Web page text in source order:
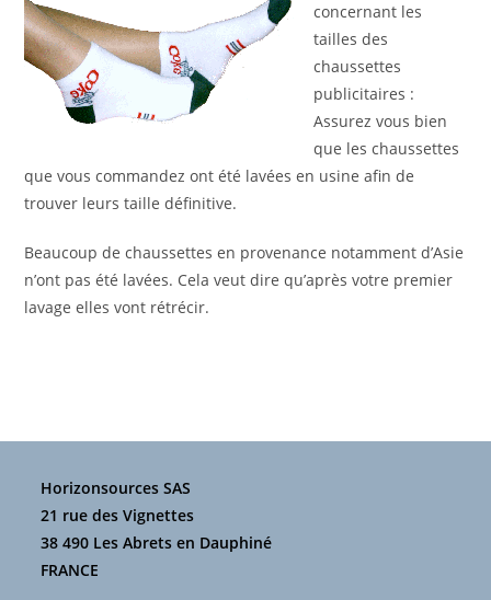
concernant les
tailles des
chaussettes
publicitaires :
Assurez vous bien
que les chaussettes
que vous commandez ont été lavées en usine afin de
trouver leurs taille définitive.
Beaucoup de chaussettes en provenance notamment d’Asie
n’ont pas été lavées. Cela veut dire qu’après votre premier
lavage elles vont rétrécir.
Horizonsources SAS
21 rue des Vignettes
38 490 Les Abrets en Dauphiné
FRANCE